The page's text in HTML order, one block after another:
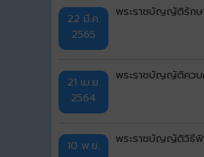
22 มี.ค.
2565
พระราชบัญญัติรักษา
21 เม.ย.
2564
พระราชบัญญัติควบ
10 พ.ย.
พระราชบัญญัติวิธีพิ